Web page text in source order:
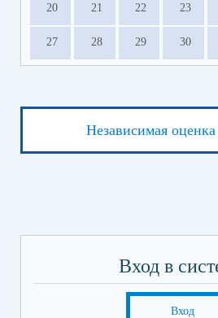
20 21 22 23
27 28 29 30
Независимая оценка
Вход в
Вход